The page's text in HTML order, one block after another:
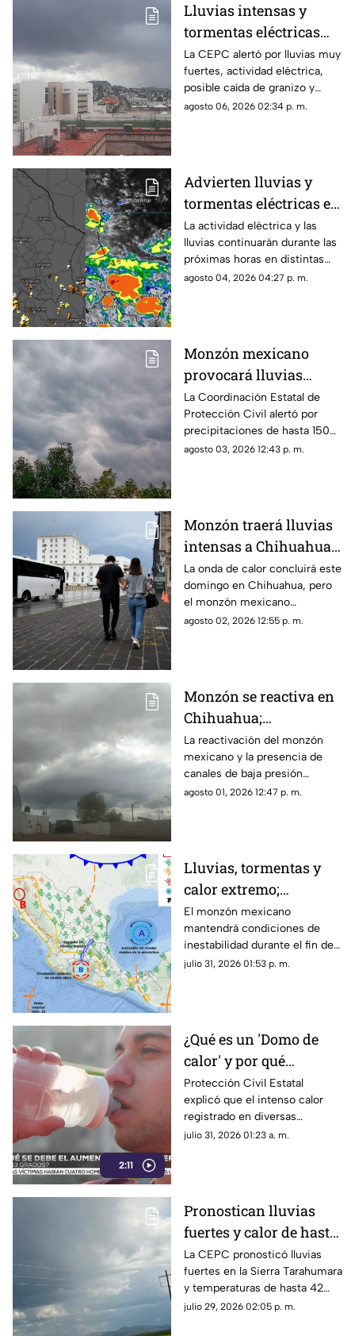
Lluvias intensas y
tormentas eléctricas
golpearán a
Chihuahua; prevén
calor de hasta 40°C
La CEPC alertó por lluvias muy
fuertes, actividad eléctrica,
posible caída de granizo y
rachas de viento para este
agosto 06, 2026 02:34 p. m.
Advierten lluvias y
tormentas eléctricas en
Chihuahua; emiten
aviso para 16
municipios
La actividad eléctrica y las
lluvias continuarán durante las
próximas horas en distintas
regiones de Chihuahua, de
agosto 04, 2026 04:27 p. m.
Monzón mexicano
provocará lluvias
intensas, granizo y
fuertes vientos en
Chihuahua esta
semana
La Coordinación Estatal de
Protección Civil alertó por
precipitaciones de hasta 150
milímetros, rachas de viento
agosto 03, 2026 12:43 p. m.
Monzón traerá lluvias
intensas a Chihuahua;
esta fecha termina la
onda de calor
La onda de calor concluirá este
domingo en Chihuahua, pero
el monzón mexicano
mantendrá lluvias fuertes,
agosto 02, 2026 12:55 p. m.
Monzón se reactiva en
Chihuahua;
pronostican lluvias,
fuertes vientos y
temperaturas de hasta
39°C
La reactivación del monzón
mexicano y la presencia de
canales de baja presión
provocarán lluvias, fuertes
agosto 01, 2026 12:47 p. m.
Lluvias, tormentas y
calor extremo;
pronóstico del clima
para el fin de semana
en Chihuahua
El monzón mexicano
mantendrá condiciones de
inestabilidad durante el fin de
semana en Chihuahua.
julio 31, 2026 01:53 p. m.
2:11
¿Qué es un 'Domo de
calor' y por qué
mantiene temperaturas
de hasta 43 grados en
Chihuahua?
Protección Civil Estatal
explicó que el intenso calor
registrado en diversas
regiones de Chihuahua se
julio 31, 2026 01:23 a. m.
Pronostican lluvias
fuertes y calor de hasta
42 grados en
Chihuahua; aquí fechas
La CEPC pronosticó lluvias
fuertes en la Sierra Tarahumara
y temperaturas de hasta 42
grados centígrados en el norte
julio 29, 2026 02:05 p. m.